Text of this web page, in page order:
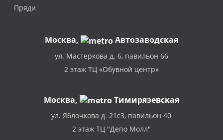
Пряди
Москва, Автозаводская
ул. Мастеркова д. 6, павильон 66
2 этаж ТЦ «Обувной центр»
Москва, Тимирязевская
ул. Яблочкова д. 21с3, павильон 40
2 этаж ТЦ "Депо Молл"